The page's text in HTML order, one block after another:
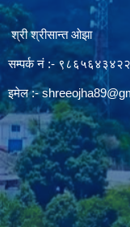
श्री श्रीसान्त ओझा
सम्पर्क नं :- ९८६५६४३४२२
इमेल :-